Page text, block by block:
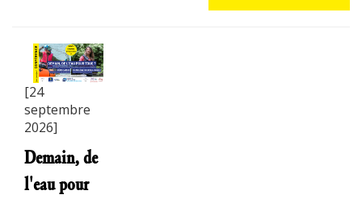
[24
septembre
2026]
Demain, de
l'eau pour